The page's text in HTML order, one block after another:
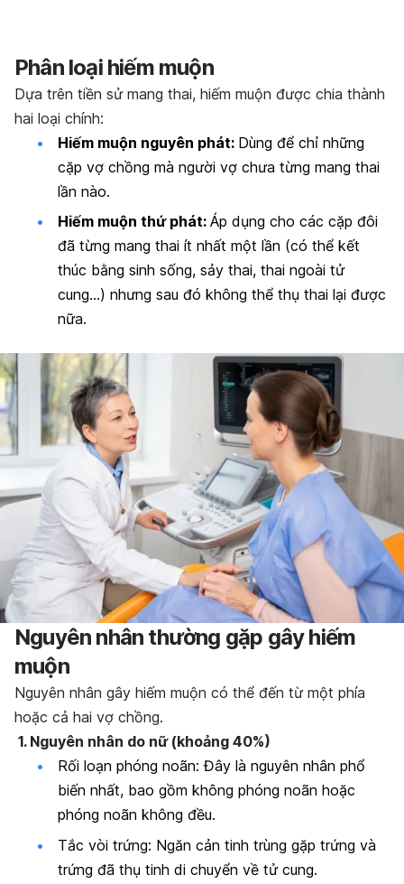
Phân loại hiếm muộn
Dựa trên tiền sử mang thai, hiếm muộn được chia thành
hai loại chính:
Hiếm muộn nguyên phát: Dùng để chỉ những
cặp vợ chồng mà người vợ chưa từng mang thai
lần nào.
Hiếm muộn thứ phát: Áp dụng cho các cặp đôi
đã từng mang thai ít nhất một lần (có thể kết
thúc bằng sinh sống, sảy thai, thai ngoài tử
cung…) nhưng sau đó không thể thụ thai lại được
nữa.
Nguyên nhân thường gặp gây hiếm
muộn
Nguyên nhân gây hiếm muộn có thể đến từ một phía
hoặc cả hai vợ chồng.
1. Nguyên nhân do nữ (khoảng 40%)
Rối loạn phóng noãn: Đây là nguyên nhân phổ
biến nhất, bao gồm không phóng noãn hoặc
phóng noãn không đều.
Tắc vòi trứng: Ngăn cản tinh trùng gặp trứng và
trứng đã thụ tinh di chuyển về tử cung.